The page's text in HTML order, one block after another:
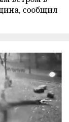
сообщил